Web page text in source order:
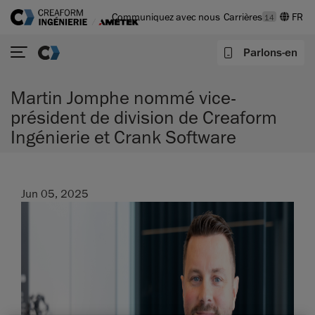
Communiquez avec nous Carrières 14
Parlons-en
Martin Jomphe nommé vice-
président de division de Creaform
Ingénierie et Crank Software
Jun 05, 2025